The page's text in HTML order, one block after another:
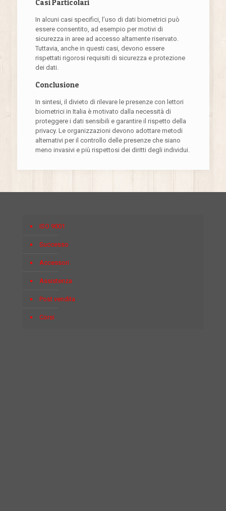
Casi Particolari
In alcuni casi specifici, l’uso di dati biometrici può
essere consentito, ad esempio per motivi di
sicurezza in aree ad accesso altamente riservato.
Tuttavia, anche in questi casi, devono essere
rispettati rigorosi requisiti di sicurezza e protezione
dei dati.
Conclusione
In sintesi, il divieto di rilevare le presenze con lettori
biometrici in Italia è motivato dalla necessità di
proteggere i dati sensibili e garantire il rispetto della
privacy. Le organizzazioni devono adottare metodi
alternativi per il controllo delle presenze che siano
meno invasivi e più rispettosi dei diritti degli individui.
ISO 9001
Successo
Accessori
Assistenza
Post vendita
Corsi